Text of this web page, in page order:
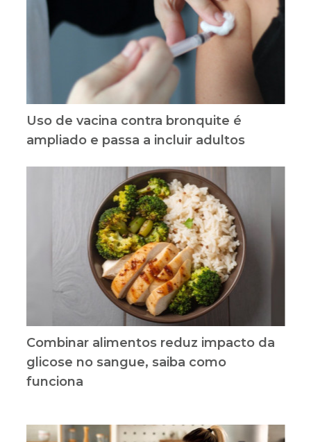
Uso de vacina contra bronquite é
ampliado e passa a incluir adultos
Combinar alimentos reduz impacto da
glicose no sangue, saiba como
funciona